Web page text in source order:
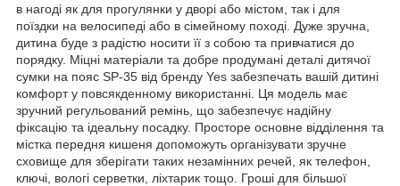
в нагоді як для прогулянки у дворі або містом, так і для
поїздки на велосипеді або в сімейному поході. Дуже зручна,
дитина буде з радістю носити її з собою та привчатися до
порядку. Міцні матеріали та добре продумані деталі дитячої
сумки на пояс SP-35 від бренду Yes забезпечать вашій дитині
комфорт у повсякденному використанні. Ця модель має
зручний регульований ремінь, що забезпечує надійну
фіксацію та ідеальну посадку. Просторе основне відділення та
містка передня кишеня допоможуть організувати зручне
сховище для зберігати таких незамінних речей, як телефон,
ключі, вологі серветки, ліхтарик тощо. Гроші для більшої